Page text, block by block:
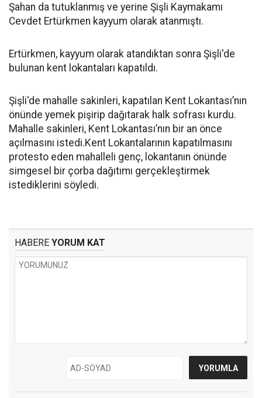
Şahan da tutuklanmış ve yerine Şişli Kaymakamı
Cevdet Ertürkmen kayyum olarak atanmıştı.
Ertürkmen, kayyum olarak atandıktan sonra Şişli'de
bulunan kent lokantaları kapatıldı.
Şişli'de mahalle sakinleri, kapatılan Kent Lokantası’nın
önünde yemek pişirip dağıtarak halk sofrası kurdu.
Mahalle sakinleri, Kent Lokantası’nın bir an önce
açılmasını istedi.Kent Lokantalarının kapatılmasını
protesto eden mahalleli genç, lokantanın önünde
simgesel bir çorba dağıtımı gerçekleştirmek
istediklerini söyledi.
HABERE YORUM KAT